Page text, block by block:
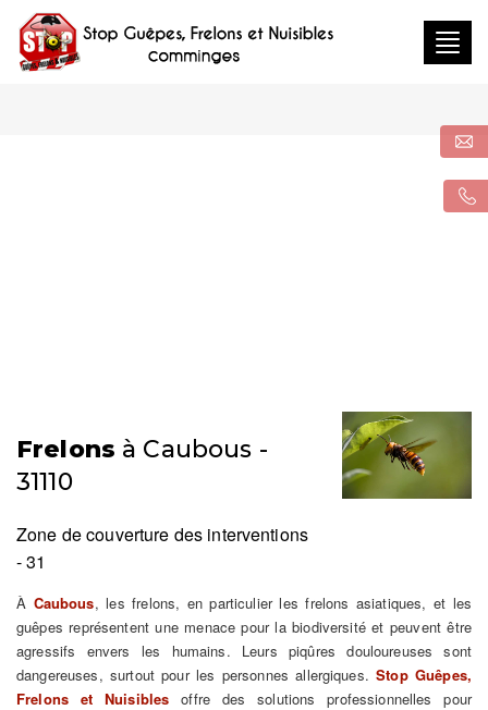
Frelons à Caubous -
31110
Zone de couverture des interventions
- 31
À Caubous, les frelons, en particulier les frelons asiatiques, et les
guêpes représentent une menace pour la biodiversité et peuvent être
agressifs envers les humains. Leurs piqûres douloureuses sont
dangereuses, surtout pour les personnes allergiques.Stop Guêpes,
Frelons et Nuisibles offre des solutions professionnelles pour